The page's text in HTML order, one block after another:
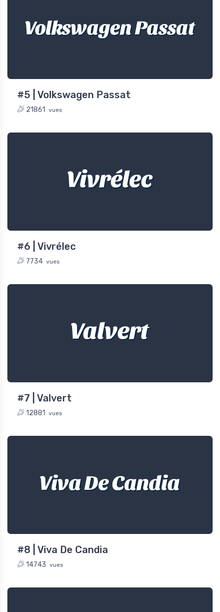
Volkswagen Passat
#5 | Volkswagen Passat
21861 vues
Vivrélec
#6 | Vivrélec
7734 vues
Valvert
#7 | Valvert
12881 vues
Viva De Candia
#8 | Viva De Candia
14743 vues